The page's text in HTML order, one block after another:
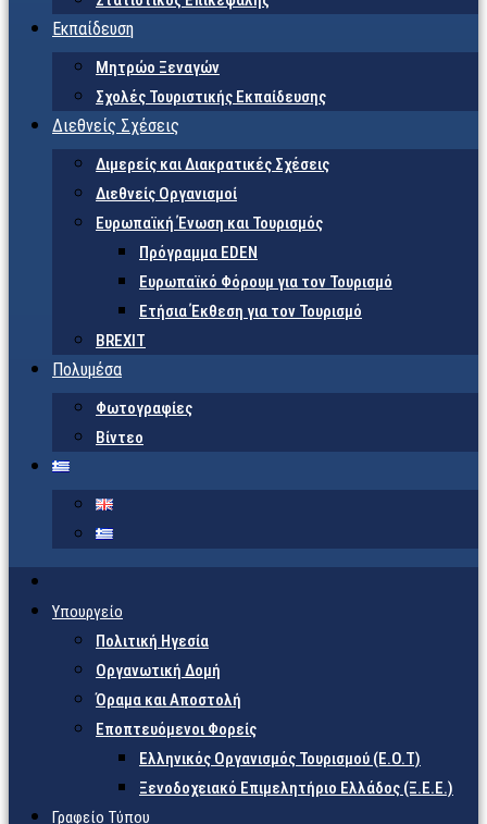
Εκπαίδευση
Μητρώο Ξεναγών
Σχολές Τουριστικής Εκπαίδευσης
Διεθνείς Σχέσεις
Διμερείς και Διακρατικές Σχέσεις
Διεθνείς Οργανισμοί
Ευρωπαϊκή Ένωση και Τουρισμός
Πρόγραμμα EDEN
Ευρωπαϊκό Φόρουμ για τον Τουρισμό
Ετήσια Έκθεση για τον Τουρισμό
BREXIT
Πολυμέσα
Φωτογραφίες
Βίντεο
Υπουργείο
Πολιτική Ηγεσία
Οργανωτική Δομή
Όραμα και Αποστολή
Εποπτευόμενοι Φορείς
Eλληνικός Οργανισμός Τουρισμού (Ε.Ο.Τ)
Ξενοδοχειακό Επιμελητήριο Ελλάδος (Ξ.Ε.Ε.)
Γραφείο Τύπου